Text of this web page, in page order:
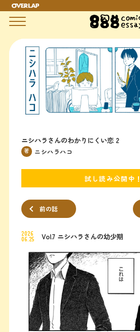
ニシハラさんのわかりにくい恋 2
著 ニシハラハコ
試し読み公開中！
前の話
2026
06.25 Vol.7 ニシハラさんの幼少期